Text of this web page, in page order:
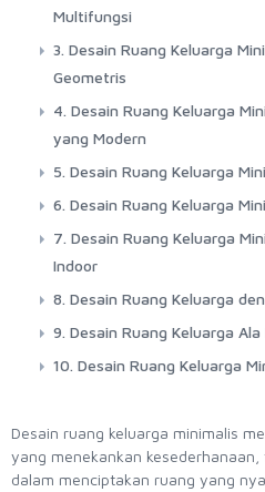
Multifungsi
3. Desain Ruang Keluarga
Geometris
4. Desain Ruang Keluarga
yang Modern
5. Desain Ruang Keluarga
6. Desain Ruang Keluarga
7. Desain Ruang Keluarga
Indoor
8. Desain Ruang Keluarga
9. Desain Ruang Keluarga
10. Desain Ruang Keluarga
Desain ruang keluarga minimalis
yang menekankan
dalam menciptakan ruang yang